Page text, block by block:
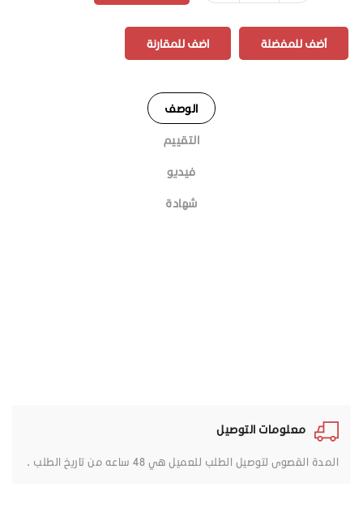
أضف للمفضلة اضف للمقارنة
الوصف
التقييم
فيديو
شهادة
معلومات التوصيل
المدة القصوى لتوصيل الطلب للعميل هي 48 ساعه من تاريخ الطلب .